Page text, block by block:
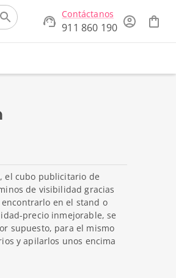
Contáctanos
911 860 190
el cubo publicitario de
de visibilidad gracias
en el stand o
precio inmejorable, se
supuesto, para el mismo
y apilarlos unos encima